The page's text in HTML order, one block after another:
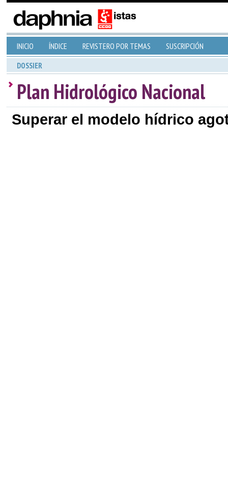
INICIO ÍNDICE REVISTERO POR TEMAS SUSCRIPCIÓN
DOSSIER
Plan Hidrológico Nacional
Superar el modelo hídrico